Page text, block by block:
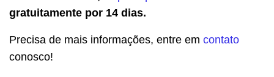
gratuitamente por 14 dias.
Precisa de mais informações, entre em contato
conosco!